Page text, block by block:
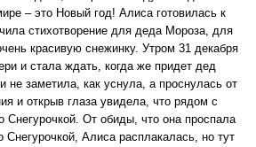
– это Новый год! Алиса готовилась к
стихотворение для деда Мороза, для
красивую снежинку. Утром 31 декабря
и стала ждать, когда же придет дед
не заметила, как уснула, а проснулась от
и открыв глаза увидела, что рядом с
Снегурочкой. От обиды, что она проспала
Алиса расплакалась, но тут